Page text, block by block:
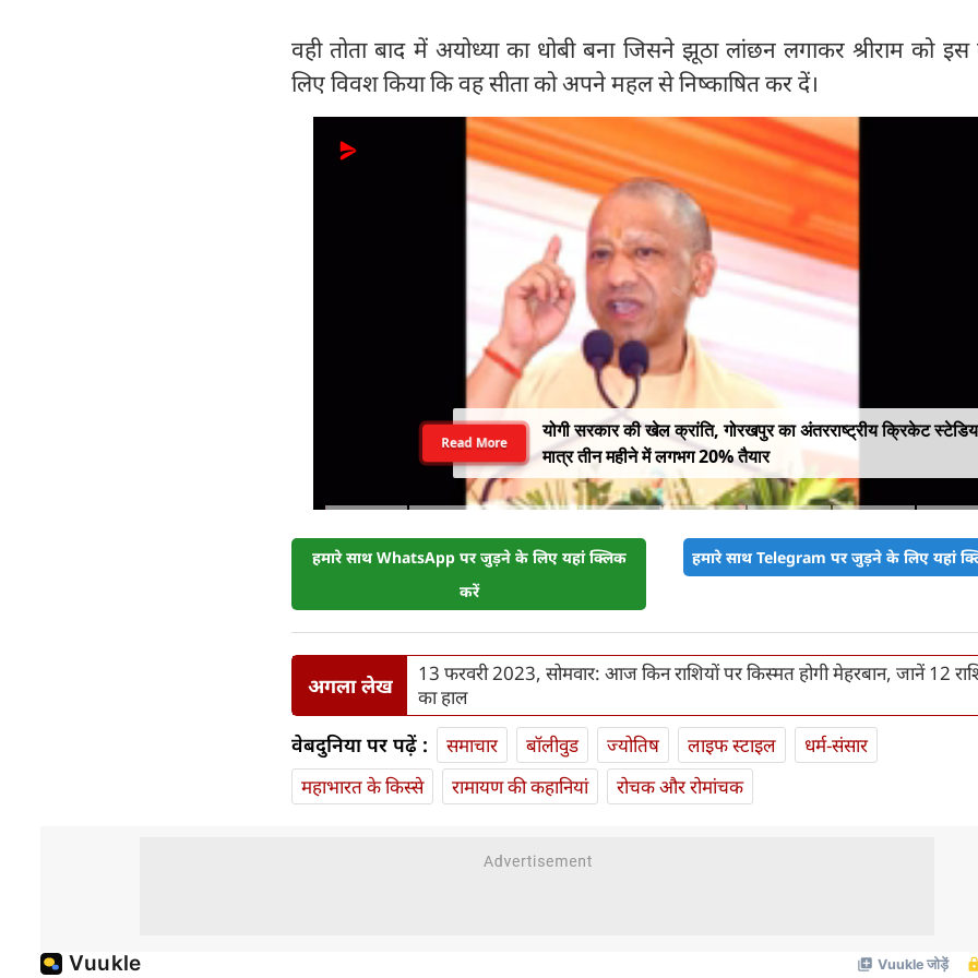
वही तोता बाद में अयोध्या का धोबी बना जिसने झूठा लांछन लगाकर श्रीराम को
लिए विवश किया कि वह सीता को अपने महल से निष्काषित कर दें।
योगी सरकार की खेल क्रांति, गोरखपुर का अंतरराष्ट्रीय क्रिकेट
मात्र तीन महीने में लगभग 20% तैयार
Read More
हमारे साथ WhatsApp पर जुड़ने के लिए यहां क्लिक
करें
हमारे साथ Telegram पर जुड़ने के लिए यहां
अगला लेख
13 फरवरी 2023, सोमवार: आज किन राशियों पर किस्मत होगी मेहरबान, जानें 12
का हाल
वेबदुनिया पर पढ़ें : समाचार बॉलीवुड ज्योतिष लाइफ स्‍टाइल
धर्म-संसार
महाभारत के किस्से
रामायण की कहानियां रोचक और रोमांचक